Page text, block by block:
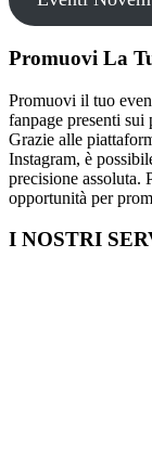
Promuovi La
Promuovi il tuo
fanpage presenti
Grazie alle
Instagram, è
precisione assoluta.
opportunità per
I NOSTRI